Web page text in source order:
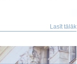
Lasīt tālāk